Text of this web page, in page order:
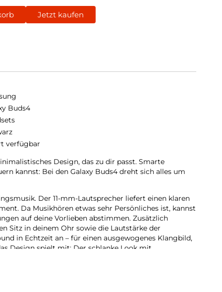
Jetzt kaufen
Buds4
verfügbar
Design, das zu dir passt. Smarte
kannst: Bei den Galaxy Buds4 dreht sich alles um
Der 11-mm-Lautsprecher liefert einen klaren
Da Musikhören etwas sehr Persönliches ist, kannst
auf deine Vorlieben abstimmen. Zusätzlich
Sitz in deinem Ohr sowie die Lautstärke der
in Echtzeit an – für einen ausgewogenes Klangbild,
Design spielt mit: Der schlanke Look mit
ermöglicht eine einfache Bedienung per Wischen
einsatzbereit.